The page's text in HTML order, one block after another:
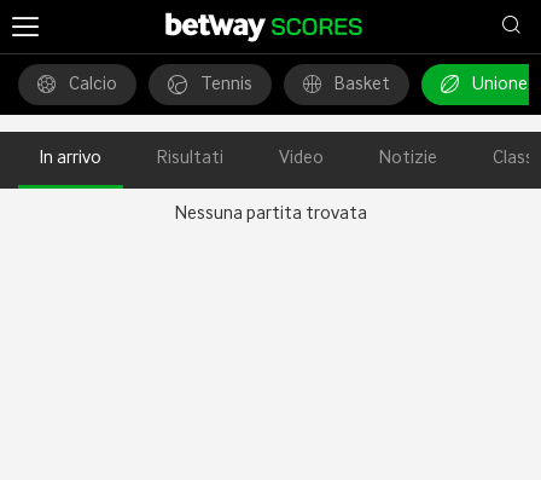
Calcio Tennis Basket Unione
In arrivo Risultati Video Notizie
Nessuna partita trovata